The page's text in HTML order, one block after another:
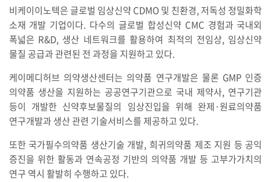
비케이이노텍은 글로벌 임상신약 CDMO 및 친환경, 저독성 정밀화학
소재 개발 기업이다. 다수의 글로벌 합성신약 CMC 경험과 국내외
폭넓은 R&D, 생산 네트워크를 활용하여 최적의 전임상, 임상신약
물질 공급과 관련된 전 과정을 지원하고 있다.
케이메디허브 의약생산센터는 의약품 연구개발은 물론 GMP 인증
의약품 생산을 지원하는 공공연구기관으로 국내 제약사, 연구기관
등이 개발한 신약후보물질의 임상진입을 위해 완제·원료의약품
연구개발과 생산 관련 기술서비스를 제공하고 있다.
또한 국가필수의약품 생산기술 개발, 희귀의약품 제조 지원 등 공익
증진을 위한 활동과 연속공정 기반의 의약품 개발 등 고부가가치의
연구 역시 활발히 수행하고 있다.